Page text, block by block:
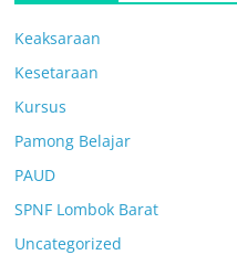
Keaksaraan
Kesetaraan
Kursus
Pamong Belajar
PAUD
SPNF Lombok Barat
Uncategorized